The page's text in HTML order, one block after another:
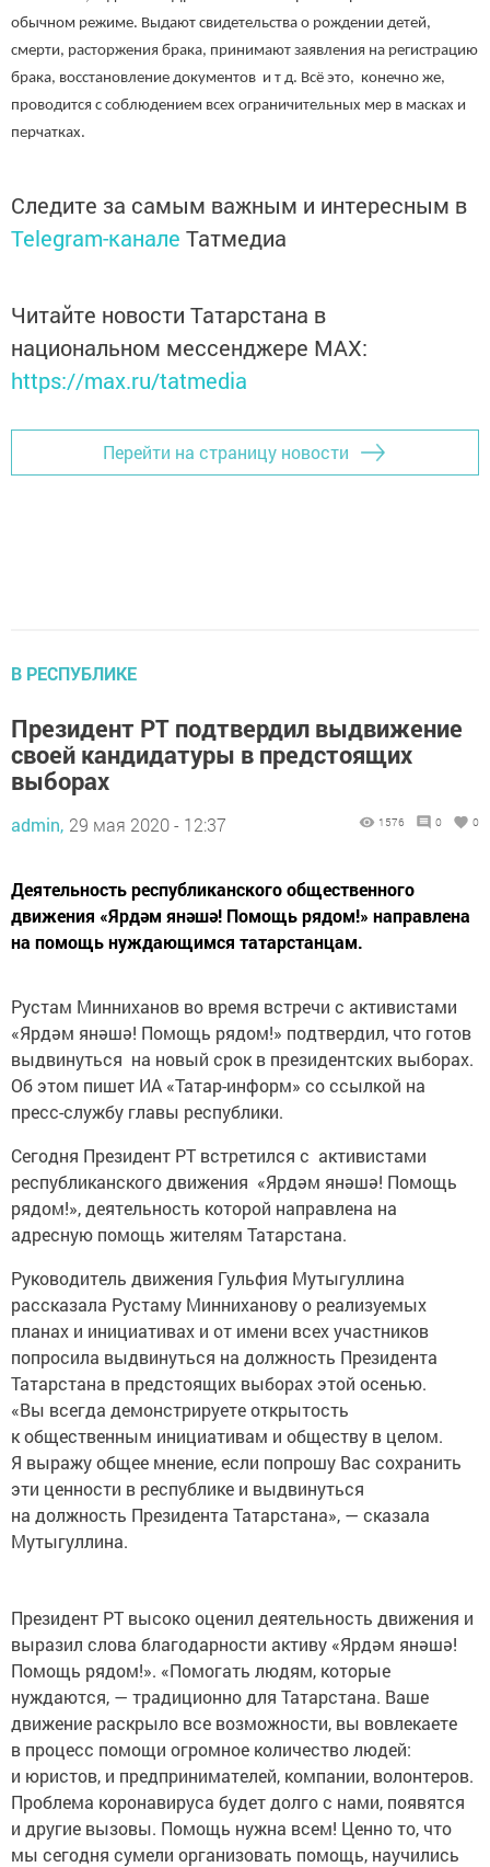
обычном режиме. Выдают свидетельства о рождении детей,
смерти, расторжения брака, принимают заявления на регистрацию
брака, восстановление документов и т д. Всё это, конечно же,
проводится с соблюдением всех ограничительных мер в масках и
перчатках.
Следите за самым важным и интересным в
Telegram-канале Татмедиа
Читайте новости Татарстана в
национальном мессенджере MАХ:
https://max.ru/tatmedia
Перейти на страницу новости
В РЕСПУБЛИКЕ
Президент РТ подтвердил выдвижение
своей кандидатуры в предстоящих
выборах
admin, 29 мая 2020 - 12:37 1576 0 0
Деятельность республиканского общественного
движения «Ярдәм янәшә! Помощь рядом!» направлена
на помощь нуждающимся татарстанцам.
Рустам Минниханов во время встречи с активистами
«Ярдәм янәшә! Помощь рядом!» подтвердил, что готов
выдвинуться на новый срок в президентских выборах.
Об этом пишет ИА «Татар-информ» со ссылкой на
пресс-службу главы республики.
Сегодня Президент РТ встретился с активистами
республиканского движения «Ярдәм янәшә! Помощь
рядом!», деятельность которой направлена на
адресную помощь жителям Татарстана.
Руководитель движения Гульфия Мутыгуллина
рассказала Рустаму Минниханову о реализуемых
планах и инициативах и от имени всех участников
попросила выдвинуться на должность Президента
Татарстана в предстоящих выборах этой осенью.
«Вы всегда демонстрируете открытость
к общественным инициативам и обществу в целом.
Я выражу общее мнение, если попрошу Вас сохранить
эти ценности в республике и выдвинуться
на должность Президента Татарстана», — сказала
Мутыгуллина.
Президент РТ высоко оценил деятельность движения и
выразил слова благодарности активу «Ярдәм янәшә!
Помощь рядом!». «Помогать людям, которые
нуждаются, — традиционно для Татарстана. Ваше
движение раскрыло все возможности, вы вовлекаете
в процесс помощи огромное количество людей:
и юристов, и предпринимателей, компании, волонтеров.
Проблема коронавируса будет долго с нами, появятся
и другие вызовы. Помощь нужна всем! Ценно то, что
мы сегодня сумели организовать помощь, научились